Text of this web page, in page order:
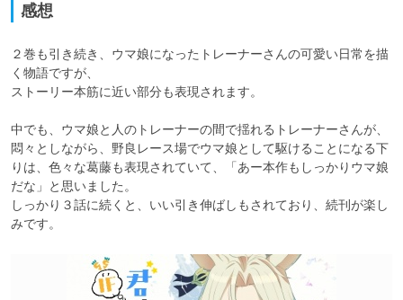
感想
２巻も引き続き、ウマ娘になったトレーナーさんの可愛い日常を描
く物語ですが、
ストーリー本筋に近い部分も表現されます。
中でも、ウマ娘と人のトレーナーの間で揺れるトレーナーさんが、
悶々としながら、野良レース場でウマ娘として駆けることになる下
りは、色々な葛藤も表現されていて、「あー本作もしっかりウマ娘
だな」と思いました。
しっかり３話に続くと、いい引き伸ばしもされており、続刊が楽し
みです。